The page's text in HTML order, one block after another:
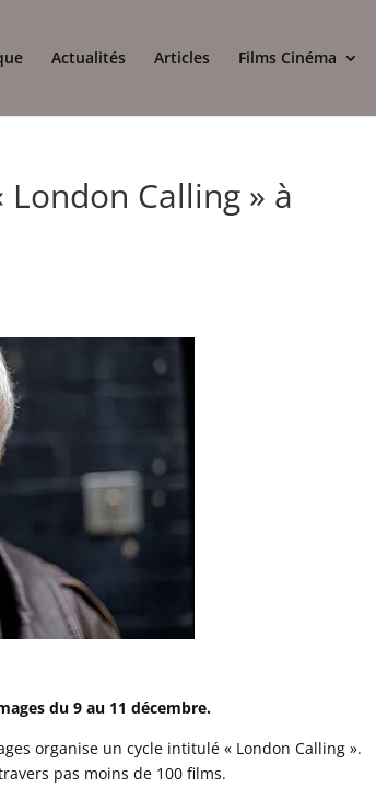
Actualités Articles Films Cinéma
Calling » à
du 9 au 11 décembre.
organise un cycle intitulé « London Calling ».
pas moins de 100 films.